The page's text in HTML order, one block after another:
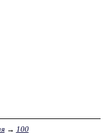
→ 100